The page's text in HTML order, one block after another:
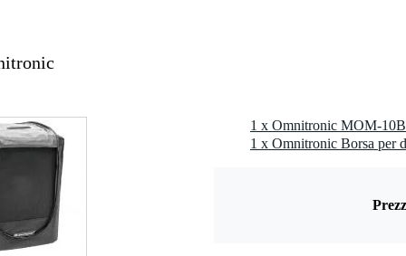
trasporto
linea)
Hz
1 x Omnitronic Borsa